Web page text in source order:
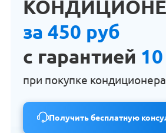
за 450 руб
с гарантией
при покупке
Получить бесплатную